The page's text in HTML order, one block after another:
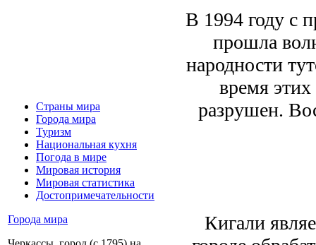
Страны мира
Города мира
Туризм
Национальная кухня
Погода в мире
Мировая история
Мировая статистика
Достопримечательности
Города мира
В 1994 году с
прошла
народности
время
разрушен.
Кигали